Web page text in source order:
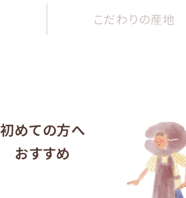
こだわりの産地
初めての方へ
おすすめ